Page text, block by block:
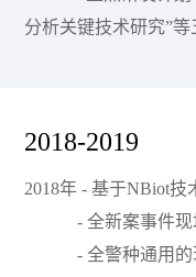
分析关键技术研究”等
2018-2019
2018年 - 基于NBiot技
- 全新案事件现场
- 全警种通用的现